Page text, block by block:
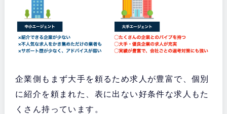
企業側もまず大手を頼るため求人が豊富で、個別
に紹介を頼まれた、表に出ない好条件な求人もた
くさん持っています。